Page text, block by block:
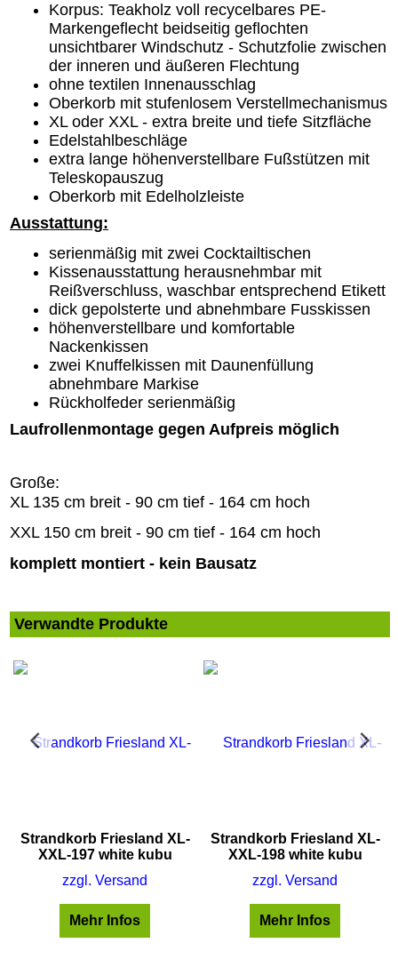
Korpus: Teakholz voll recycelbares PE-
Markengeflecht beidseitig geflochten
unsichtbarer Windschutz - Schutzfolie zwischen
der inneren und äußeren Flechtung
ohne textilen Innenausschlag
Oberkorb mit stufenlosem Verstellmechanismus
XL oder XXL - extra breite und tiefe Sitzfläche
Edelstahlbeschläge
extra lange höhenverstellbare Fußstützen mit
Teleskopauszug
Oberkorb mit Edelholzleiste
Ausstattung:
serienmäßig mit zwei Cocktailtischen
Kissenausstattung herausnehmbar mit
Reißverschluss, waschbar entsprechend Etikett
dick gepolsterte und abnehmbare Fusskissen
höhenverstellbare und komfortable
Nackenkissen
zwei Knuffelkissen mit Daunenfüllung
abnehmbare Markise
Rückholfeder serienmäßig
Laufrollenmontage gegen Aufpreis möglich
Große:
XL 135 cm breit - 90 cm tief - 164 cm hoch
XXL 150 cm breit - 90 cm tief - 164 cm hoch
komplett montiert - kein Bausatz
Verwandte Produkte
Strandkorb Friesland XL-
XXL-197 white kubu
zzgl. Versand
Mehr Infos
Strandkorb Friesland XL-
XXL-198 white kubu
zzgl. Versand
Mehr Infos